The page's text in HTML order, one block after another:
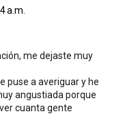
a.m.
me dejaste muy
puse a averiguar y he
angustiada porque
cuanta gente